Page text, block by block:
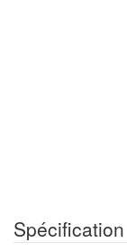
Spécification